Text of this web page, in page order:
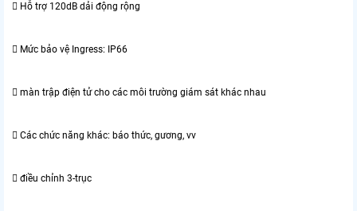
 Hỗ trợ 120dB dải động rộng
 Mức bảo vệ Ingress: IP66
 màn trập điện tử cho các môi trường giám sát khác nhau
 Các chức năng khác: báo thức, gương, vv
 điều chỉnh 3-trục